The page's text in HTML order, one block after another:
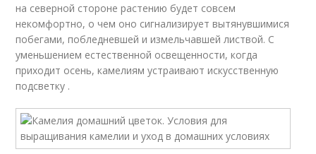
на северной стороне растению будет совсем
некомфортно, о чем оно сигнализирует вытянувшимися
побегами, побледневшей и измельчавшей листвой. С
уменьшением естественной освещенности, когда
приходит осень, камелиям устраивают искусственную
подсветку .